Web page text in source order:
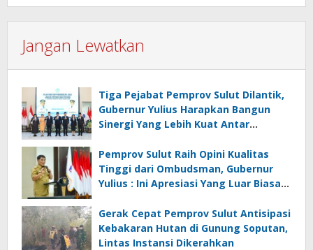
Jangan Lewatkan
Tiga Pejabat Pemprov Sulut Dilantik,
Gubernur Yulius Harapkan Bangun
Sinergi Yang Lebih Kuat Antar
Pemprov Sulut Raih Opini Kualitas
Tinggi dari Ombudsman, Gubernur
Yulius : Ini Apresiasi Yang Luar Biasa,
Gerak Cepat Pemprov Sulut Antisipasi
Kebakaran Hutan di Gunung Soputan,
Lintas Instansi Dikerahkan